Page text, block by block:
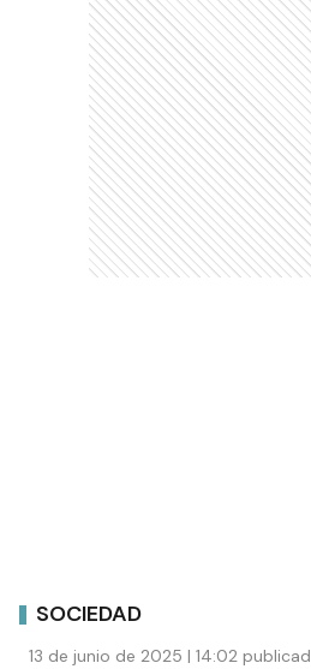
SOCIEDAD
13 de junio de 2025 | 14:02